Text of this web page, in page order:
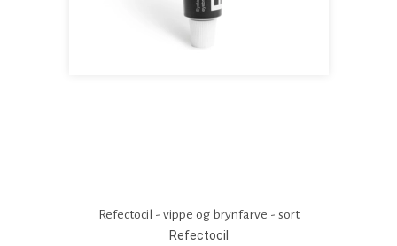
Refectocil - vippe og brynfarve - sort
Refectocil